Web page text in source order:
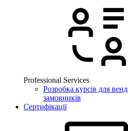
Professional Services
Розробка курсів для
замовників
Сертифікації